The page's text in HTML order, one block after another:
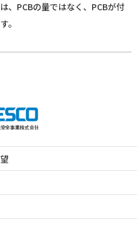
、PCBの量ではなく、PCBが付
。
全事業株式会社